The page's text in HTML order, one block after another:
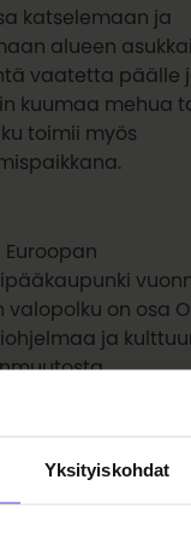
Yksityiskohdat
katselemaan ja
alueen
vaatetta päälle
kuumaa mehua
toimii myös
Euroopan
valopolku on osa
ja